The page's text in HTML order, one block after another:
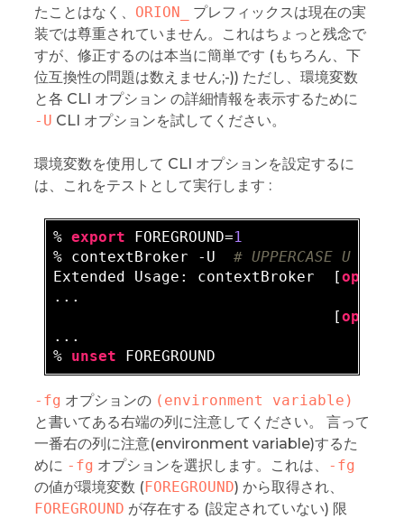
たことはなく、 ORION_
プレフィックスは現在の実
装では尊重されていません。これはちょっと残念で
すが、修正するのは本当に簡単です (もちろん、下
位互換性の問題は数えません;-)) ただし、環境変数
と各 CLI オプション の詳細情報を表示するために
-U CLI オプションを試してください。
環境変数を使用して CLI オプションを設定するに
は、これをテストとして実行します :
% export FOREGROUND=1
% contextBroker -U # UPPERCASE U !
Extended Usage: contextBroker  [option
...
                               [
option
...
% unset
-fg オプションの (environment variable)
と書いてある右端の列に注意してください。 言って
一番右の列に注意(environment variable)するた
めに -fg オプションを選択します。これは、
-fg
の値が環境変数 (FOREGROUND) から取得され、
FOREGROUND が存在する (設定されていない) 限